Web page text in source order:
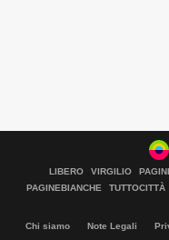
LIBERO VIRGILIO
PAGINEBIANCHE
TUTTOCITTÀ
Chi siamo Note Legali